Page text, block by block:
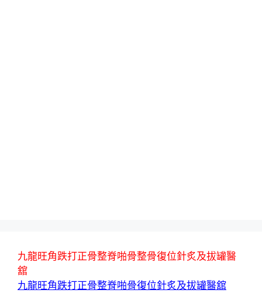
九龍旺角跌打正骨整脊啪骨整骨復位針炙及拔罐醫
舘
九龍旺角跌打正骨整脊啪骨復位針炙及拔罐醫舘